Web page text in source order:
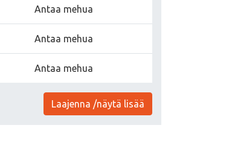
Antaa mehua
Antaa mehua
Antaa mehua
Laajenna /näytä lisää